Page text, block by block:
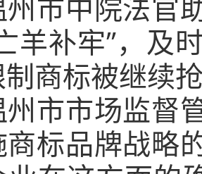
中院法官助
羊补牢”，及
商标被继续
市场监督管
标品牌战略